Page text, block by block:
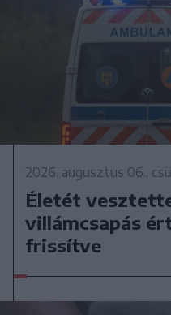
2026. augusztus 06.,
Életét
villámcsapás
frissítve